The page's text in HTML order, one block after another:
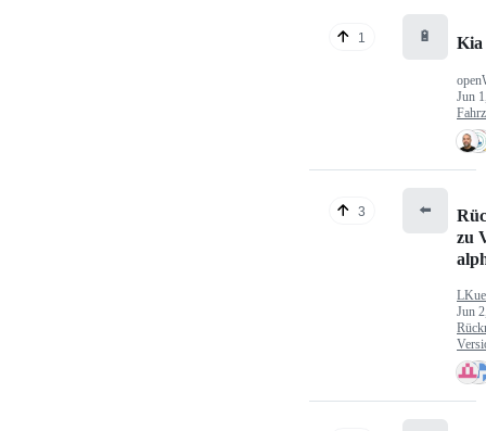
1 🔋 Kia
Jun
3 ⬅️
zu
Jun